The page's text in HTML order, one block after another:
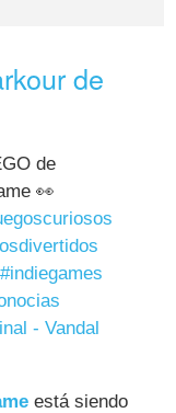
de
de
👀
#indiegames
- Vandal
está siendo